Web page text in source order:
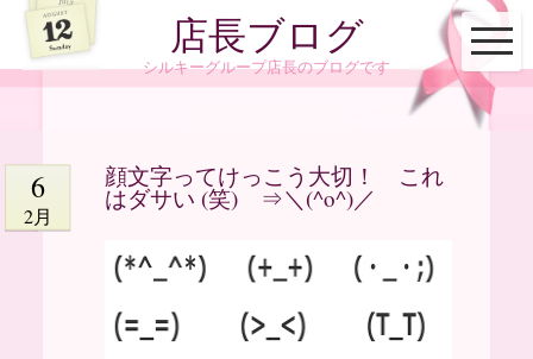
店長ブログ
シルキーグループ店長のブログです
6
2月
顔文字ってけっこう大切！ これ
はダサい (笑) ⇒＼(^o^)／